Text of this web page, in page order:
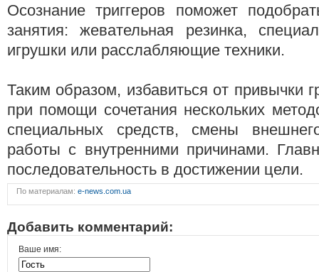
Осознание триггеров поможет
занятия: жевательная резинка,
игрушки или расслабляющие техники.
Таким образом, избавиться от привычки
при помощи сочетания нескольких
специальных средств, смены
работы с внутренними причинами.
последовательность в достижении цели.
По материалам: e-news.com.ua
Добавить комментарий:
Ваше имя: